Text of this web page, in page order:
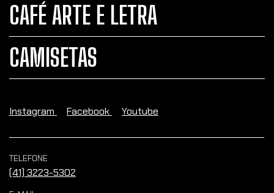
CAFÉ ARTE E LETRA
CAMISETAS
Instagram Facebook Youtube
TELEFONE
(41) 3223-5302